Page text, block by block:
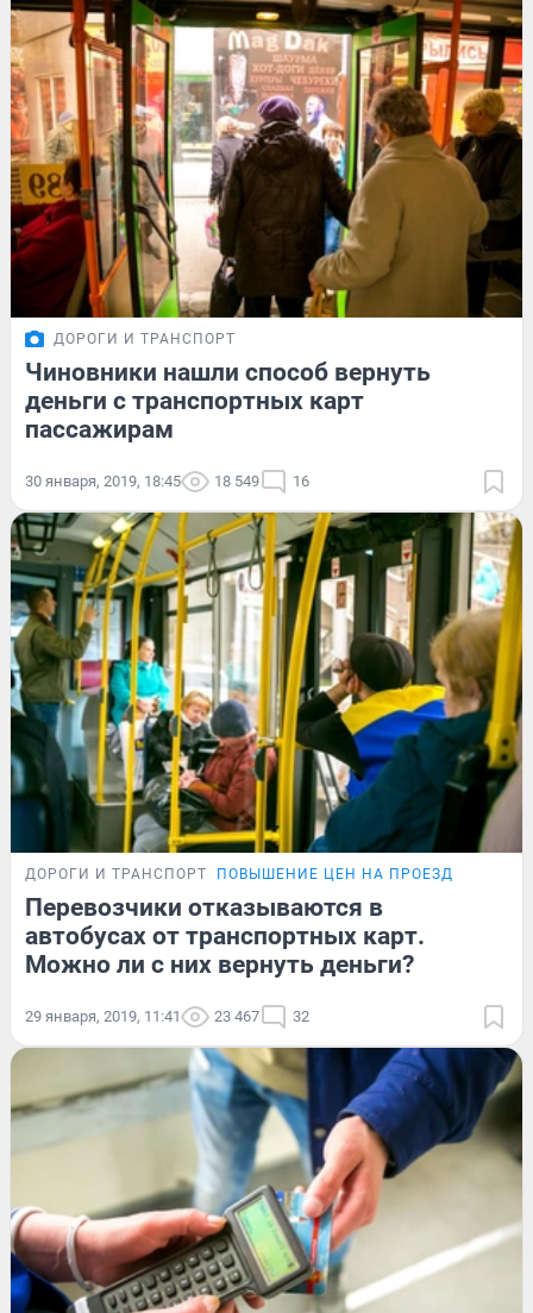
ДОРОГИ И ТРАНСПОРТ
Чиновники нашли способ вернуть
деньги с транспортных карт
пассажирам
30 января, 2019, 18:45 18 549 16
ДОРОГИ И ТРАНСПОРТ ПОВЫШЕНИЕ ЦЕН НА ПРОЕЗД
Перевозчики отказываются в
автобусах от транспортных карт.
Можно ли с них вернуть деньги?
29 января, 2019, 11:41 23 467 32